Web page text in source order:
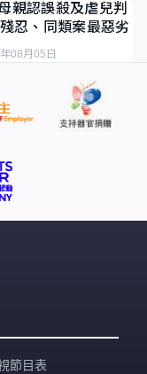
親認誤殺及虐兒判
忍、同類案最惡劣
08月05日
節目表